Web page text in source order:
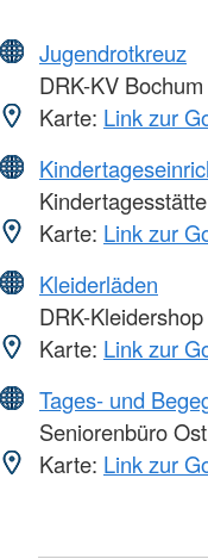
Jugendrotkreuz
DRK-KV
Karte: Link zur
Karte: Link zur
Kleiderläden
DRK-
Karte: Link zur
Tages- und
Seniorenbüro Ost
Karte: Link zur